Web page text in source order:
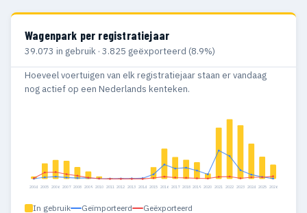
Wagenpark per registratiejaar
39.073 in gebruik · 3.825 geëxporteerd (8.9%)
Hoeveel voertuigen van elk registratiejaar staan er vandaag
nog actief op een Nederlands kenteken.
2004 2005 2006 2007 2008 2009 2010 2011 2012 2013 2014 2015 2016 2017 2018 2019 2020 2021 2022 2023 2024 2025 2026
In gebruik Geïmporteerd Geëxporteerd